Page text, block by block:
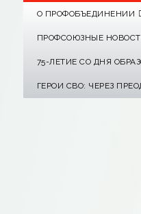
О ПРОФОБЪЕДИНЕНИИ
ПРОФСОЮЗНЫЕ
75-ЛЕТИЕ СО ДНЯ
ГЕРОИ СВО: ЧЕРЕЗ